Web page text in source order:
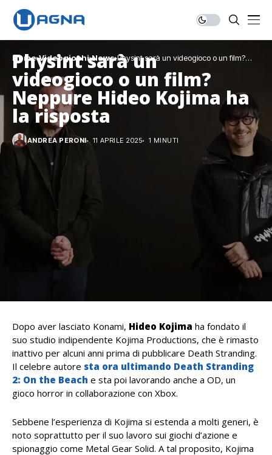
Home Videogiochi News Physint sarà un videogioco o un film?
Neppure Hideo Kojima ha la risposta
Physint sarà un
videogioco o un film?
Neppure Hideo Kojima ha
la risposta
ANDREA PERONI 11 APRILE 2025 1 MINUTI
Dopo aver lasciato Konami, Hideo Kojima ha fondato il
suo studio indipendente Kojima Productions, che è rimasto
inattivo per alcuni anni prima di pubblicare Death Stranding.
Il celebre autore sta ora ultimando Death Stranding
2: On the Beach e sta poi lavorando anche a OD, un
gioco horror in collaborazione con Xbox.
Sebbene l’esperienza di Kojima si estenda a molti generi, è
noto soprattutto per il suo lavoro sui giochi d’azione e
spionaggio come Metal Gear Solid. A tal proposito, Kojima